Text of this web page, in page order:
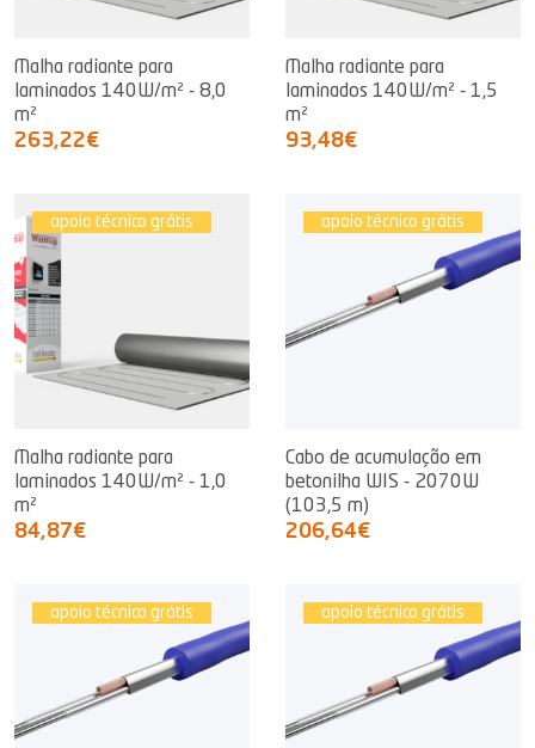
Malha radiante para
laminados 140W/m² - 8,0
m²
263,22€
Malha radiante para
laminados 140W/m² - 1,5
m²
93,48€
apoio técnico grátis
Malha radiante para
laminados 140W/m² - 1,0
m²
84,87€
apoio técnico grátis
Cabo de acumulação em
betonilha WIS - 2070W
(103,5 m)
206,64€
apoio técnico grátis apoio técnico grátis